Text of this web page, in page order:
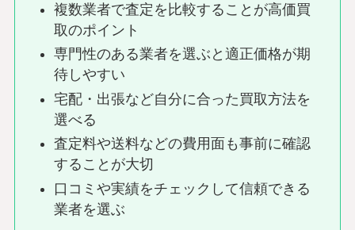
複数業者で査定を比較することが高価買
取のポイント
専門性のある業者を選ぶと適正価格が期
待しやすい
宅配・出張など自分に合った買取方法を
選べる
査定料や送料などの費用面も事前に確認
することが大切
口コミや実績をチェックして信頼できる
業者を選ぶ